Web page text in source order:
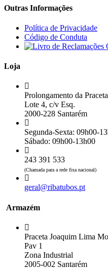
Outras Informações
Política de Privacidade
Código de Conduta
Loja
Prolongamento da
Lote 4, c/v Esq.
2000-228 Santarém
Segunda-Sexta: 09h00-
Sábado: 09h00-13h00
243 391 533
(Chamada para a rede fixa nacional)
geral@ribatubos.pt
Armazém
Praceta Joaquim Lima
Pav 1
Zona Industrial
2005-002 Santarém